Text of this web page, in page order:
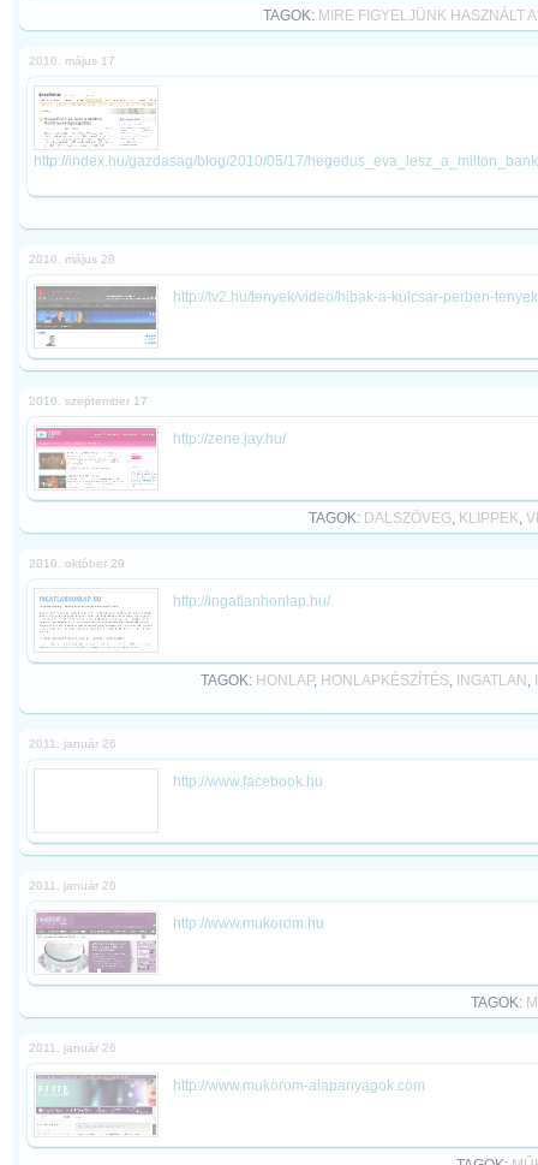
TAGOK: MIRE FIGYELJÜNK HASZNÁLT
2010. május 17
http://index.hu/gazdasag/blog/2010/05/17/
2010. május 28
http://tv2.hu/tenyek/video/hibak-a-kulcsar-perben-
2010. szeptember 17
http://zene.jay.hu/
TAGOK: DALSZÖVEG, KLIPPEK,
2010. október 29
http://ingatlanhonlap.hu/
TAGOK: HONLAP, HONLAPKÉSZÍTÉS, INGATLAN ,
2011. január 26
http://www.facebook.hu
2011. január 26
http://www.mukorom.hu
TAGOK:
2011. január 26
http://www.mukorom-alapanyagok.com